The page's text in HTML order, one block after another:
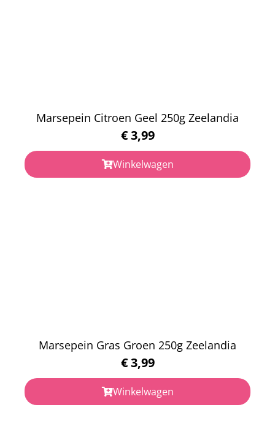
Marsepein Citroen Geel 250g Zeelandia
€3,99
Winkelwagen
Marsepein Gras Groen 250g Zeelandia
€3,99
Winkelwagen